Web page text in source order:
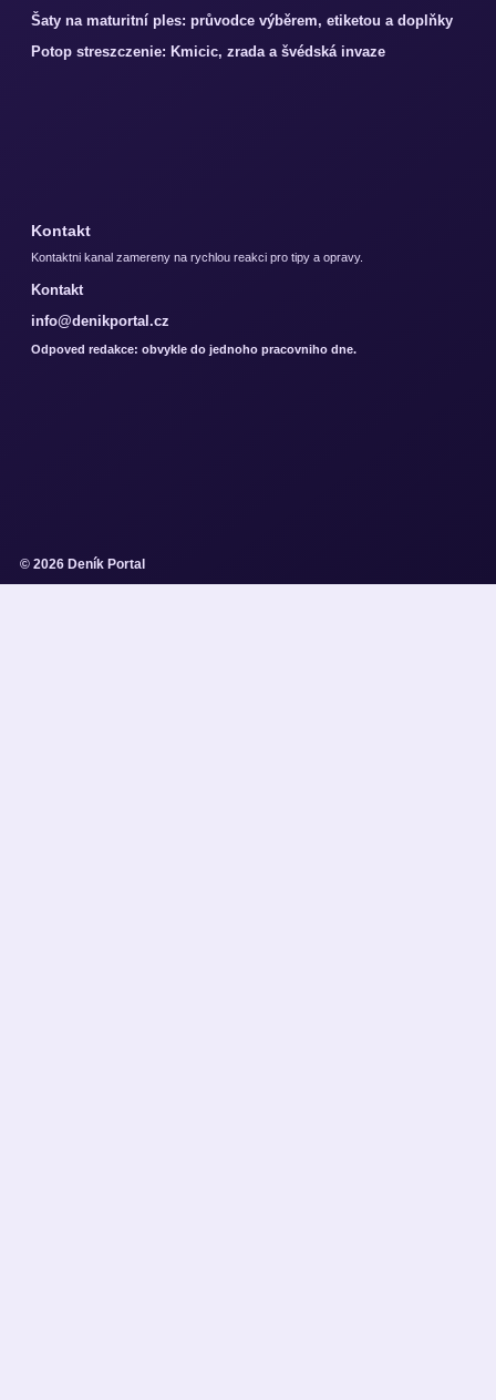
Šaty na maturitní ples: průvodce výběrem, etiketou a doplňky
Potop streszczenie: Kmicic, zrada a švédská invaze
Kontakt
Kontaktni kanal zamereny na rychlou reakci pro tipy a opravy.
Kontakt
info@denikportal.cz
Odpoved redakce: obvykle do jednoho pracovniho dne.
© 2026 Deník Portal